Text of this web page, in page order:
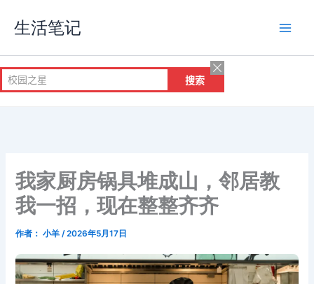
容
生活笔记
我家厨房锅具堆成山，邻居教
我一招，现在整整齐齐
作者： 小羊/2026年5月17日